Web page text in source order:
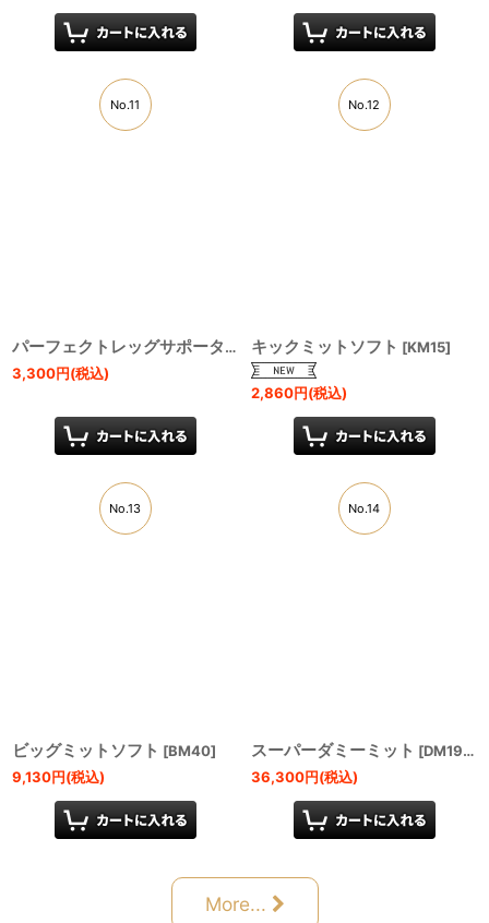
No.11
パーフェクトレッグサポーター LG42]
3,300円(税込)
No.12
キックミットソフト [KM15]
2,860円(税込)
No.13
ビッグミットソフト [BM40]
9,130円(税込)
No.14
スーパーダミーミット [DM198-BKGY
36,300円(税込)
More...